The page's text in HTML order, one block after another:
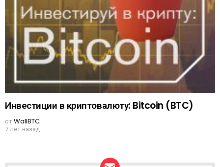
Инвестиции в криптовалюту: Bitcoin (BTC)
отWallBTC
7 лет назад